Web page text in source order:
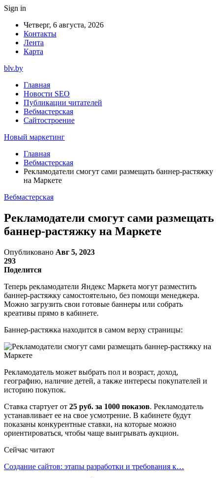
Sign in
Четверг, 6 августа, 2026
Контакты
Лента
Карта
blv.by
Главная
Новости SEO
Публикации читателей
Вебмастерская
Сайтостроение
Новый маркетинг
Главная
Вебмастерская
Рекламодатели смогут сами размещать баннер-растяжку
на Маркете
Вебмастерская
Рекламодатели смогут сами размещать
баннер-растяжку на Маркете
Опубликовано Авг 5, 2023
293
Поделится
Теперь рекламодатели Яндекс Маркета могут разместить
баннер-растяжку самостоятельно, без помощи менеджера.
Можно загрузить свои готовые баннеры или собрать
креативы прямо в кабинете.
Баннер-растяжка находится в самом верху страницы:
Рекламодатель может выбрать пол и возраст, доход,
географию, наличие детей, а также интересы покупателей и
историю покупок.
Ставка стартует от 25 руб. за 1000 показов. Рекламодатель
устанавливает ее на свое усмотрение. В кабинете будут
показаны конкурентные ставки, на которые можно
ориентироваться, чтобы чаще выигрывать аукцион.
Сейчас читают
Создание сайтов: этапы разработки и требования к…